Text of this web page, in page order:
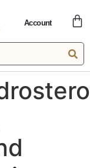
Account